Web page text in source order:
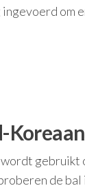
om
gebruikt
de